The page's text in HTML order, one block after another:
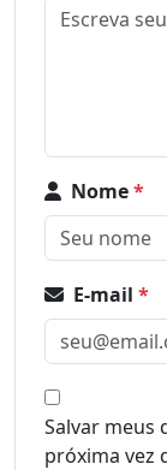
Nome*
E-mail *
Salvar meus
próxima vez